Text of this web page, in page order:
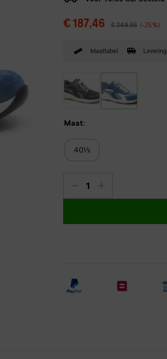
€ 187,46 €249,95 (-25%)
Maattabel
Maat:
40½